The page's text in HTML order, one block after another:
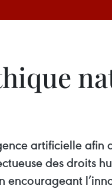
artificielle
des droits
encourageant